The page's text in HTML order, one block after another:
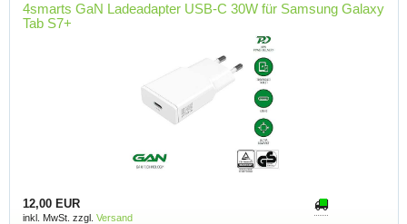
4smarts GaN Ladeadapter USB-C 30W für Samsung Galaxy
Tab S7+
12,00 EUR
inkl. MwSt. zzgl. Versand